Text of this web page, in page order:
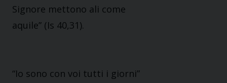
Signore mettono ali come
aquile” (Is 40,31).
“Io sono con voi tutti i giorni”